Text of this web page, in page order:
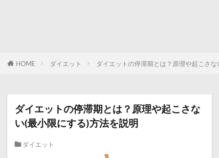
HOME ダイエット ダイエットの停滞期とは？原理や起こさ
ダイエットの停滞期とは？原理や起こさな
い(最小限にする)方法を説明
ダイエット